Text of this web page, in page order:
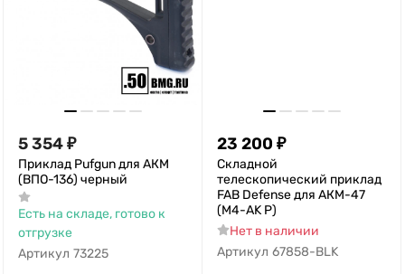
5 354₽
Приклад Pufgun для АКМ
(ВПО-136) черный
Есть на складе, готово к
отгрузке
Артикул 73225
23 200 ₽
Складной
телескопический приклад
FAB Defense для АКМ-47
(M4-AK P)
Нет в наличии
Артикул 67858-BLK